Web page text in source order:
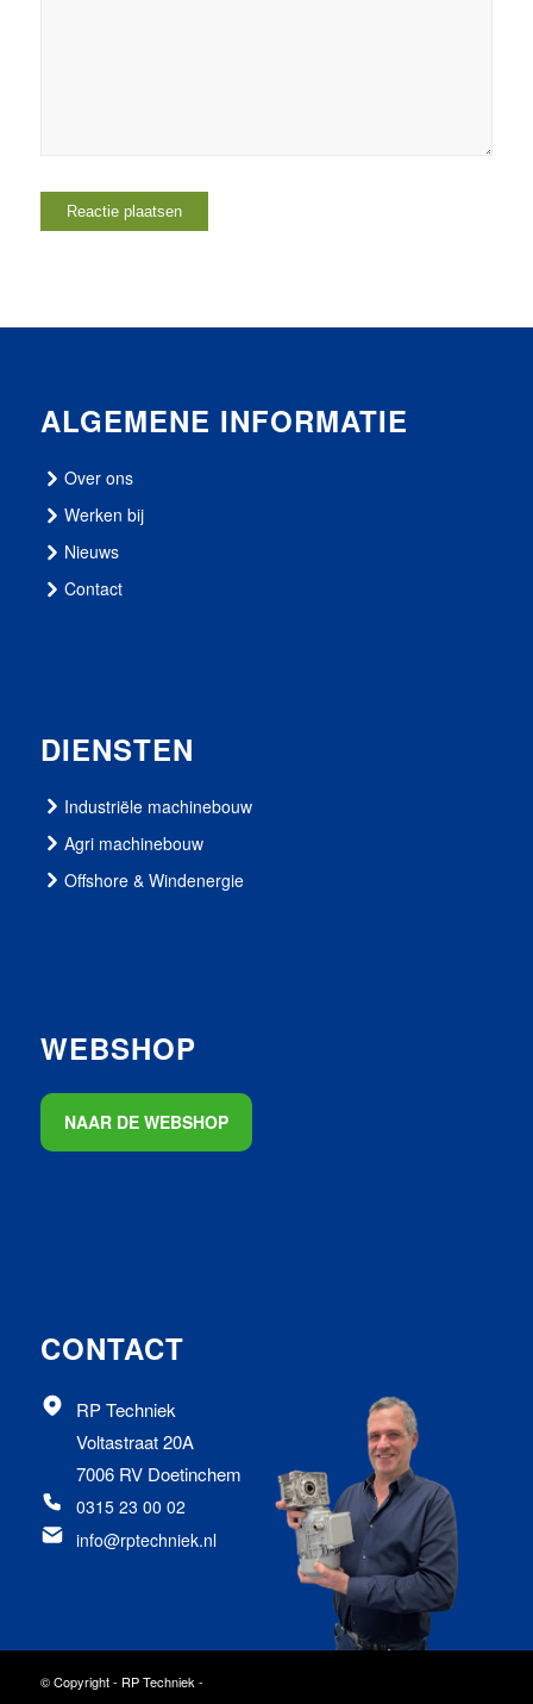
ALGEMENE INFORMATIE
Over ons
Werken bij
Nieuws
Contact
DIENSTEN
Industriële machinebouw
Agri machinebouw
Offshore & Windenergie
WEBSHOP
NAAR DE WEBSHOP
CONTACT
RP Techniek
Voltastraat 20A
7006 RV Doetinchem
0315 23 00 02
info@rptechniek.nl
© Copyright - RP Techniek -